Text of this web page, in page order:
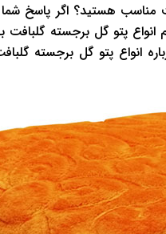
مناسب هستيد؟ اگر پاسخ
پتو گل برجسته
انواع پتو گل برجسته